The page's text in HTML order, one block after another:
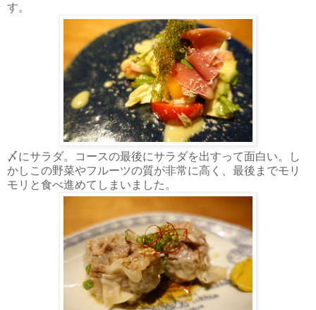
す。
〆にサラダ。コースの最後にサラダを出すって面白い。し
かしこの野菜やフルーツの質が非常に高く、最後までモリ
モリと食べ進めてしまいました。